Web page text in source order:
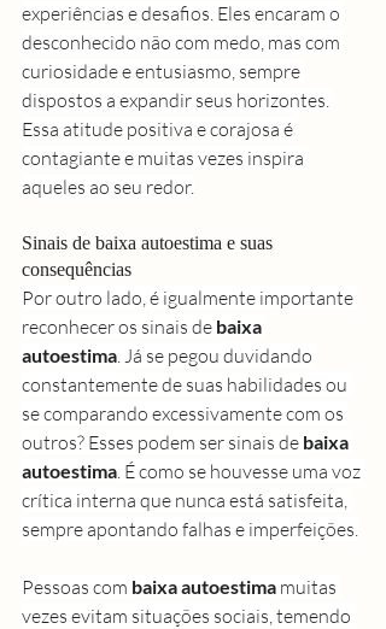
experiências e desafios. Eles encaram o
desconhecido não com medo, mas com
curiosidade e entusiasmo, sempre
dispostos a expandir seus horizontes.
Essa atitude positiva e corajosa é
contagiante e muitas vezes inspira
aqueles ao seu redor.
Sinais de baixa autoestima e suas
consequências
Por outro lado, é igualmente importante
reconhecer os sinais de baixa
autoestima. Já se pegou duvidando
constantemente de suas habilidades ou
se comparando excessivamente com os
outros? Esses podem ser sinais de baixa
autoestima. É como se houvesse uma voz
crítica interna que nunca está satisfeita,
sempre apontando falhas e imperfeições.
Pessoas com baixa autoestima muitas
vezes evitam situações sociais, temendo